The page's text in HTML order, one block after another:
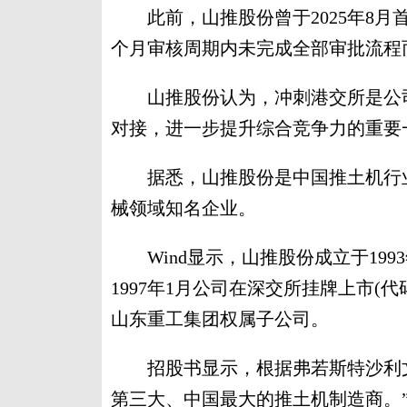
此前，山推股份曾于2025年8月
个月审核周期内未完成全部审批流
山推股份认为，冲刺港交所是公
对接，进一步提升综合竞争力的重要
据悉，山推股份是中国推土机行
械领域知名企业。
Wind显示，山推股份成立于1993
1997年1月公司在深交所挂牌上市(
山东重工集团权属子公司。
招股书显示，根据弗若斯特沙利
第三大、中国最大的推土机制造商